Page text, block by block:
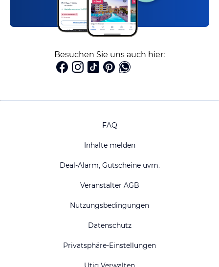
Besuchen Sie uns auch hier:
FAQ
Inhalte melden
Deal-Alarm, Gutscheine uvm.
Veranstalter AGB
Nutzungsbedingungen
Datenschutz
Privatsphäre-Einstellungen